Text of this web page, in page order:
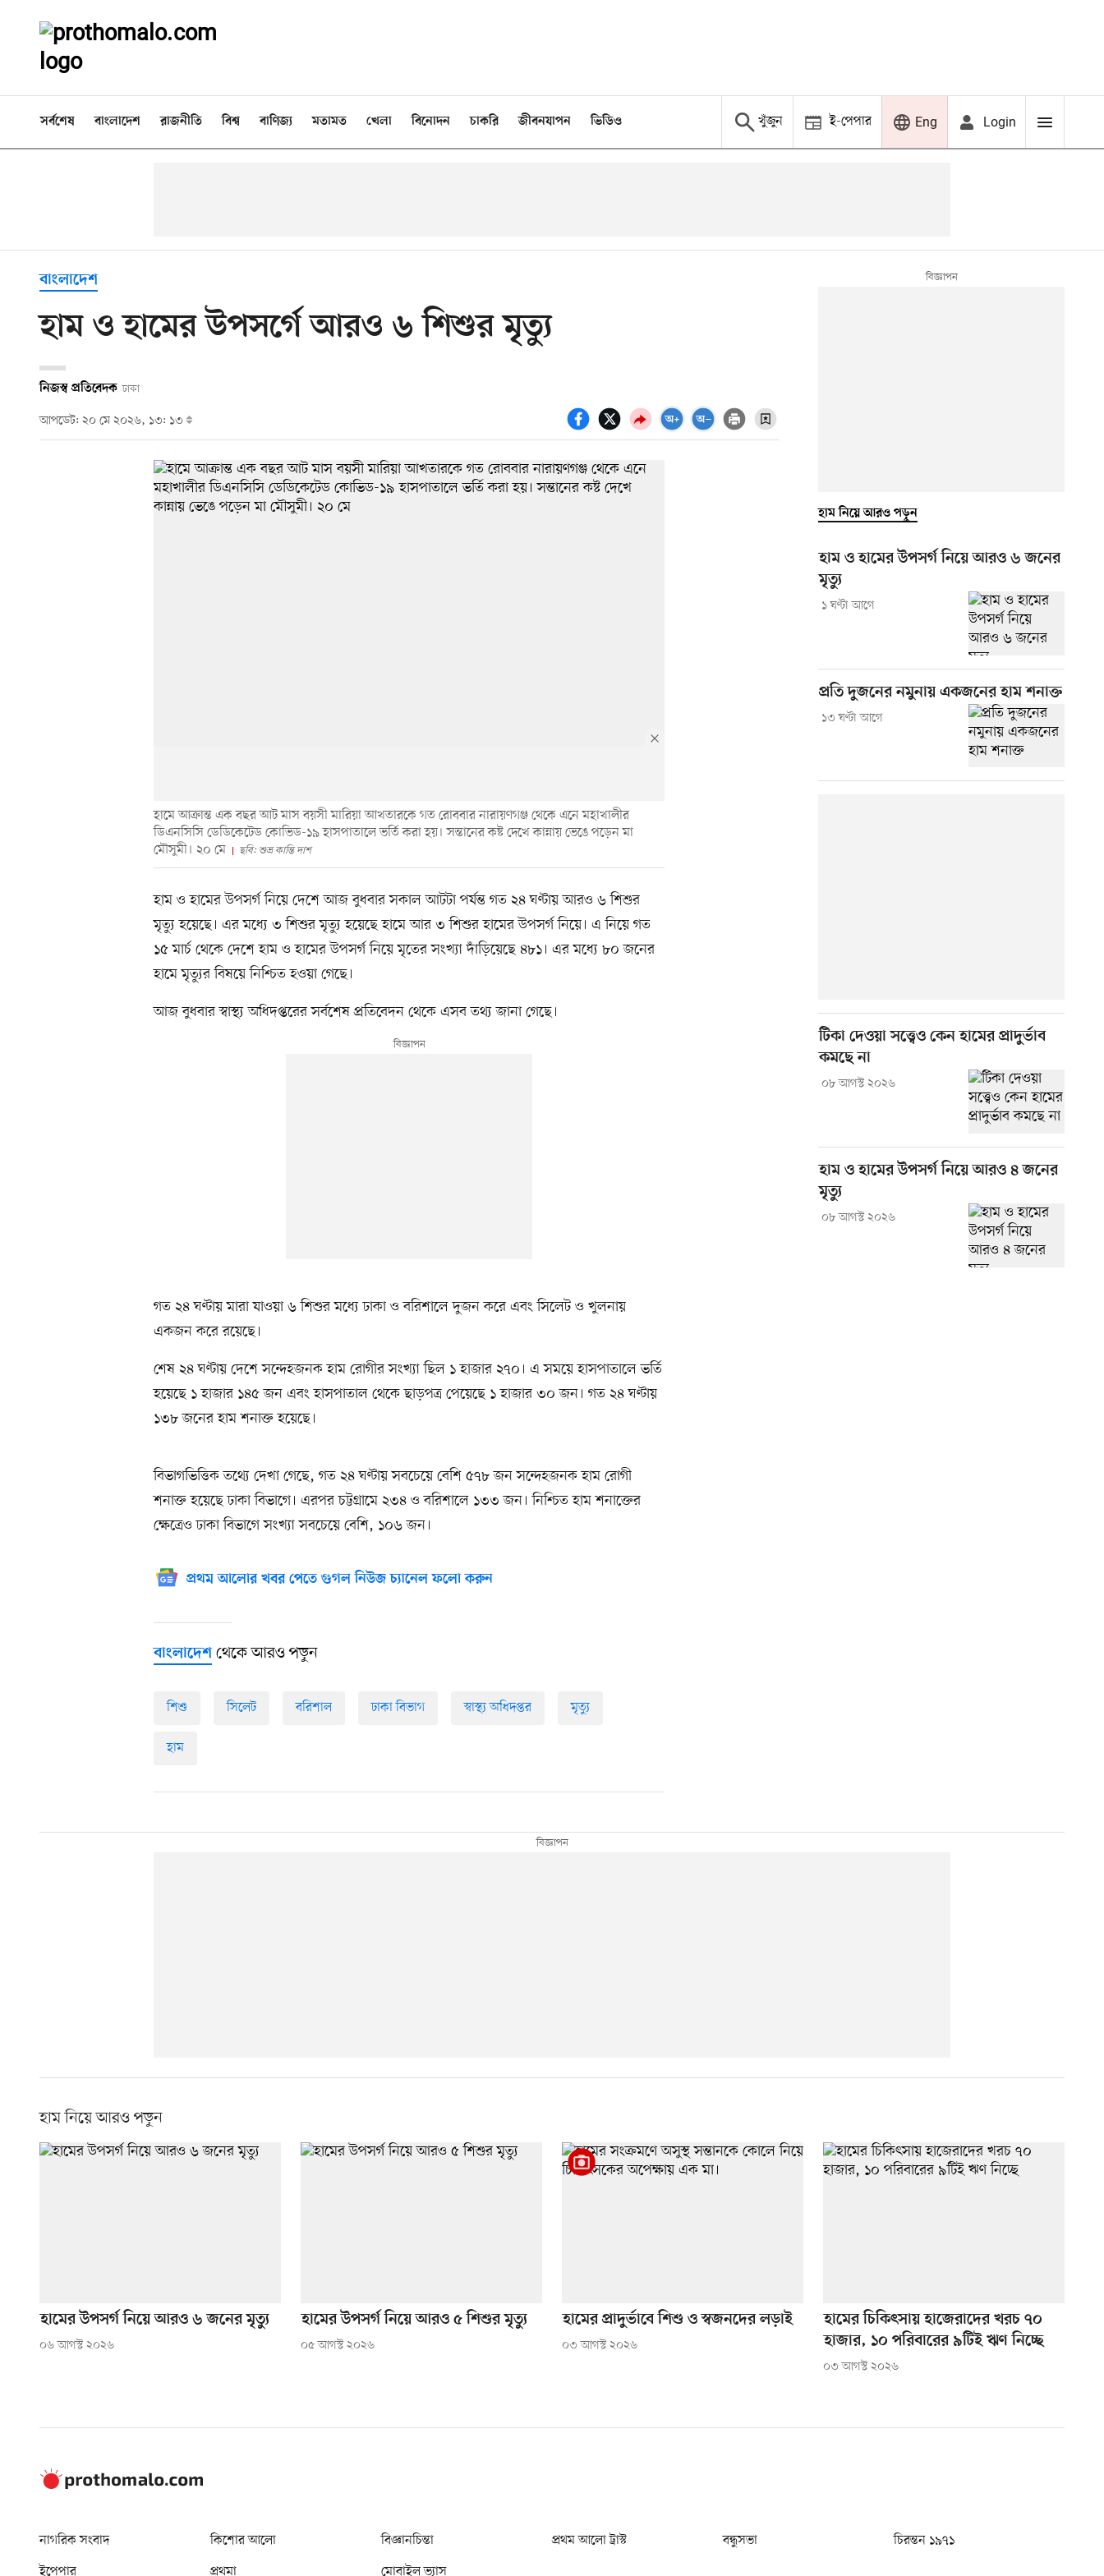
সর্বশেষ বাংলাদেশ রাজনীতি বিশ্ব বাণিজ্য মতামত খেলা বিনোদন চাকরি জীবনযাপন ভিডিও খুঁজুন ই-পেপার Eng Login
বাংলাদেশ
হাম ও হামের উপসর্গে আরও ৬ শিশুর মৃত্যু
নিজস্ব প্রতিবেদক ঢাকা
আপডেট: ২০ মে ২০২৬, ১৩: ১৩
হামে আক্রান্ত এক বছর আট মাস বয়সী মারিয়া আখতারকে গত রোববার নারায়ণগঞ্জ থেকে এনে মহাখালীর
ডিএনসিসি ডেডিকেটেড কোভিড-১৯ হাসপাতালে ভর্তি করা হয়। সন্তানের কষ্ট দেখে কান্নায় ভেঙে পড়েন মা
মৌসুমী। ২০ মে
ছবি: শুভ্র কান্তি দাশ
হাম ও হামের উপসর্গ নিয়ে দেশে আজ বুধবার সকাল আটটা পর্যন্ত গত ২৪ ঘণ্টায় আরও ৬ শিশুর
মৃত্যু হয়েছে। এর মধ্যে ৩ শিশুর মৃত্যু হয়েছে হামে আর ৩ শিশুর হামের উপসর্গ নিয়ে। এ নিয়ে গত
১৫ মার্চ থেকে দেশে হাম ও হামের উপসর্গ নিয়ে মৃতের সংখ্যা দাঁড়িয়েছে ৪৮১। এর মধ্যে ৮০ জনের
হামে মৃত্যুর বিষয়ে নিশ্চিত হওয়া গেছে।
আজ বুধবার স্বাস্থ্য অধিদপ্তরের সর্বশেষ প্রতিবেদন থেকে এসব তথ্য জানা গেছে।
গত ২৪ ঘণ্টায় মারা যাওয়া ৬ শিশুর মধ্যে ঢাকা ও বরিশালে দুজন করে এবং সিলেট ও খুলনায়
একজন করে রয়েছে।
শেষ ২৪ ঘণ্টায় দেশে সন্দেহজনক হাম রোগীর সংখ্যা ছিল ১ হাজার ২৭০। এ সময়ে হাসপাতালে ভর্তি
হয়েছে ১ হাজার ১৪৫ জন এবং হাসপাতাল থেকে ছাড়পত্র পেয়েছে ১ হাজার ৩০ জন। গত ২৪ ঘণ্টায়
১৩৮ জনের হাম শনাক্ত হয়েছে।
বিভাগভিত্তিক তথ্যে দেখা গেছে, গত ২৪ ঘণ্টায় সবচেয়ে বেশি ৫৭৮ জন সন্দেহজনক হাম রোগী
শনাক্ত হয়েছে ঢাকা বিভাগে। এরপর চট্টগ্রামে ২৩৪ ও বরিশালে ১৩৩ জন। নিশ্চিত হাম শনাক্তের
ক্ষেত্রেও ঢাকা বিভাগে সংখ্যা সবচেয়ে বেশি, ১০৬ জন।
প্রথম আলোর খবর পেতে গুগল নিউজ চ্যানেল ফলো করুন
বাংলাদেশ থেকে আরও পড়ুন
শিশু সিলেট বরিশাল ঢাকা বিভাগ স্বাস্থ্য অধিদপ্তর মৃত্যু
হাম
হাম নিয়ে আরও পড়ুন
হাম ও হামের উপসর্গ নিয়ে আরও ৬ জনের
মৃত্যু
১ ঘণ্টা আগে
প্রতি দুজনের নমুনায় একজনের হাম শনাক্ত
১৩ ঘণ্টা আগে
টিকা দেওয়া সত্ত্বেও কেন হামের প্রাদুর্ভাব
কমছে না
০৮ আগস্ট ২০২৬
হাম ও হামের উপসর্গ নিয়ে আরও ৪ জনের
মৃত্যু
০৮ আগস্ট ২০২৬
হাম নিয়ে আরও পড়ুন
হামের উপসর্গ নিয়ে আরও ৬ জনের মৃত্যু
০৬ আগস্ট ২০২৬
হামের উপসর্গ নিয়ে আরও ৫ শিশুর মৃত্যু
০৫ আগস্ট ২০২৬
হামের প্রাদুর্ভাবে শিশু ও স্বজনদের লড়াই
০৩ আগস্ট ২০২৬
হামের চিকিৎসায় হাজেরাদের খরচ ৭০
হাজার, ১০ পরিবারের ৯টিই ঋণ নিচ্ছে
০৩ আগস্ট ২০২৬
নাগরিক সংবাদ কিশোর আলো বিজ্ঞানচিন্তা প্রথম আলো ট্রাস্ট বন্ধুসভা
চিরন্তন ১৯৭১
ইপেপার
প্রথমা মোবাইল ভ্যাস